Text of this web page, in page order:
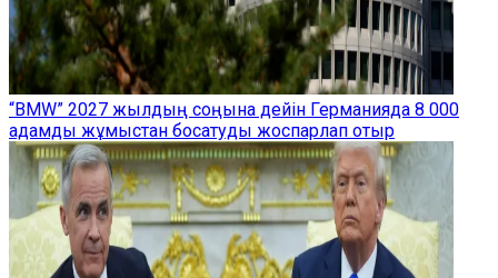
“BMW” 2027 жылдың соңына дейін Германияда 8 000
адамды жұмыстан босатуды жоспарлап отыр